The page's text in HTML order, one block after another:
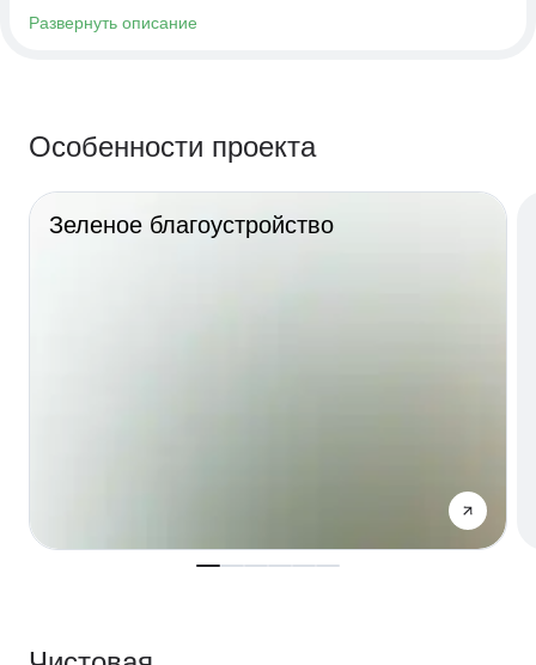
потолок – подвесной реечный;
Развернуть описание
Особенности проекта
Зеленое благоустройство